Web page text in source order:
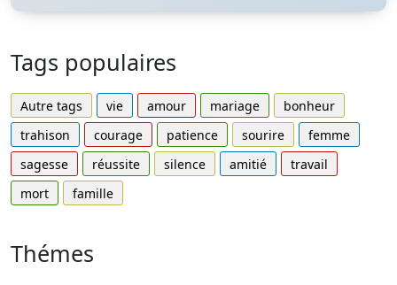
Tags populaires
Autre tags vie amour mariage
bonheur
trahison
courage patience sourire
femme
sagesse
réussite silence amitié
travail
mort
famille
Thémes